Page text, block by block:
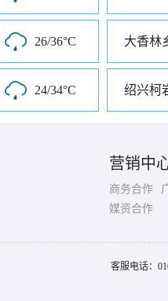
26/36°C
24/34°C 绍兴柯
营销中
商务合作
媒资合作
客服电话：